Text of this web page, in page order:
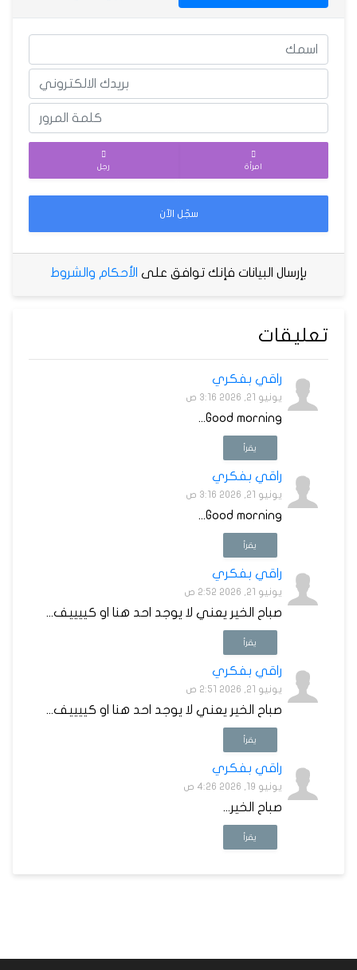
امرأة رجل
سجّل الآن
بإرسال البيانات فإنك توافق على الأحكام والشروط
تعليقات
راقي بفكري
يونيو 21, 2026 3:16 ص
Good morning...
يقرأ
راقي بفكري
يونيو 21, 2026 3:16 ص
Good morning...
يقرأ
راقي بفكري
يونيو 21, 2026 2:52 ص
صباح الخير يعني لا يوجد احد هنا او كييييف...
يقرأ
راقي بفكري
يونيو 21, 2026 2:51 ص
صباح الخير يعني لا يوجد احد هنا او كييييف...
يقرأ
راقي بفكري
يونيو 19, 2026 4:26 ص
صباح الخير...
يقرأ